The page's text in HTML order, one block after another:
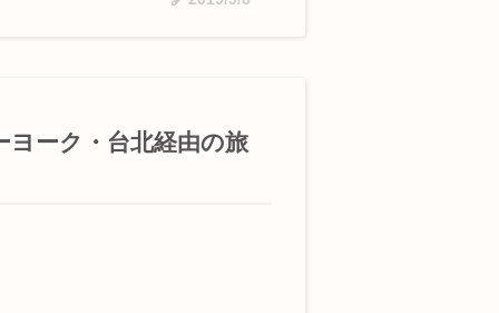
ヨーク・台北経由の旅